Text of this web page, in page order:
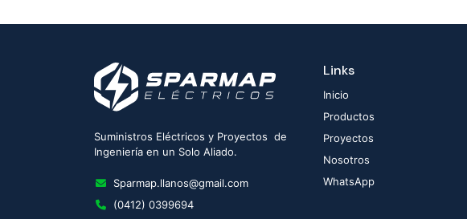
Suministros Eléctricos y Proyectos de
Ingeniería en un Solo Aliado.
Sparmap.llanos@gmail.com
(0412) 0399694
Links
Inicio
Productos
Proyectos
Nosotros
WhatsApp